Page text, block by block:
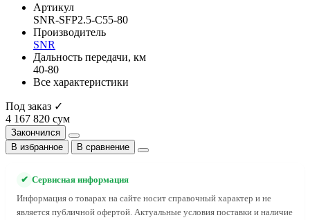
Артикул
SNR-SFP2.5-C55-80
Производитель
SNR
Дальность передачи, км
40-80
Все характеристики
Под заказ ✓
4 167 820 сум
Закончился
В избранное
В сравнение
✔ Сервисная информация
Информация о товарах на сайте носит справочный характер и не
является публичной офертой. Актуальные условия поставки и наличие